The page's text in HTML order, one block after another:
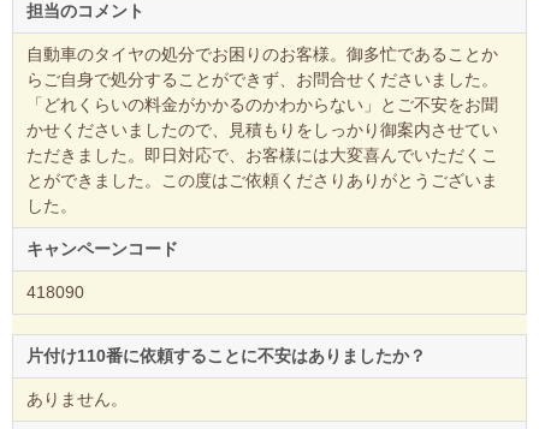
担当のコメント
自動車のタイヤの処分でお困りのお客様。御多忙であることか
らご自身で処分することができず、お問合せくださいました。
「どれくらいの料金がかかるのかわからない」とご不安をお聞
かせくださいましたので、見積もりをしっかり御案内させてい
ただきました。即日対応で、お客様には大変喜んでいただくこ
とができました。この度はご依頼くださりありがとうございま
した。
キャンペーンコード
418090
片付け110番に依頼することに不安はありましたか？
ありません。